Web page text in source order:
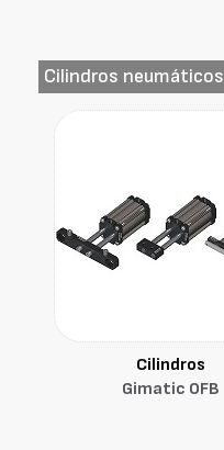
Cilindros neumáticos
Cilindros
Gimatic OFB